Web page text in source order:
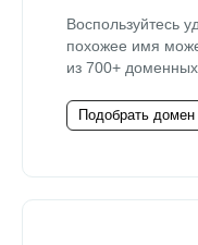
Воспользуйтесь
похожее имя
из 700+ доменных
Подобрать домен